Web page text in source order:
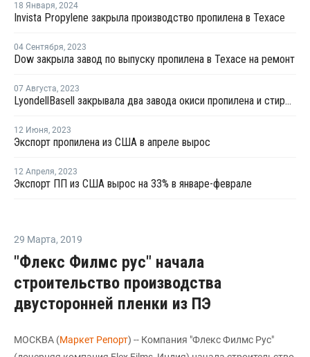
18 Января, 2024
Invista Propylene закрыла производство пропилена в Техасе
04 Сентября, 2023
Dow закрыла завод по выпуску пропилена в Техасе на ремонт
07 Августа, 2023
LyondellBasell закрывала два завода окиси пропилена и стирола в США и Европе на ремонт в июле-августе
12 Июня, 2023
Экспорт пропилена из США в апреле вырос
12 Апреля, 2023
Экспорт ПП из США вырос на 33% в январе-феврале
29 Марта, 2019
"Флекс Филмс рус" начала
строительство производства
двусторонней пленки из ПЭ
МОСКВА (Маркет Репорт) -- Компания "Флекс Филмс Рус"